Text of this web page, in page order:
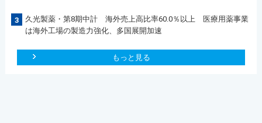
3
久光製薬・第8期中計 海外売上高比率60.0％以上 医療用薬事業
は海外工場の製造力強化、多国展開加速
もっと見る